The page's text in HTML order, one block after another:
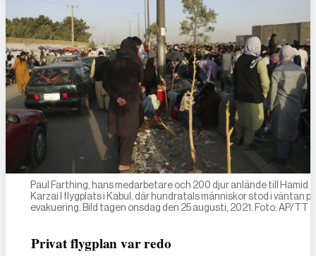
Paul Farthing, hans medarbetare och 200 djur anlände till Hamid
Karzai I flygplats i Kabul, där hundratals människor stod i väntan på
evakuering. Bild tagen onsdag den 25 augusti, 2021. Foto: AP/TT
Privat flygplan var redo